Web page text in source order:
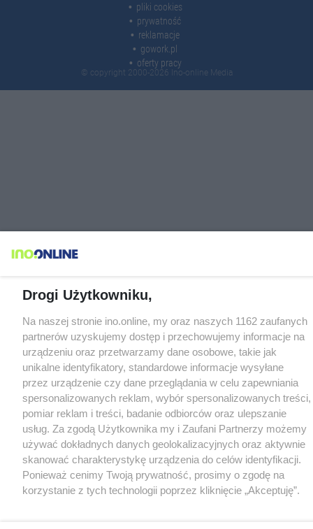
pliki cookies
prywatność
reklamacje
gowork.pl
oferty pracy
© copyright 2000-2026 Ino-online Media
Drogi Użytkowniku,
Na naszej stronie ino.online, my oraz naszych 1162 zaufanych
partnerów uzyskujemy dostęp i przechowujemy informacje na
urządzeniu oraz przetwarzamy dane osobowe, takie jak
unikalne identyfikatory, standardowe informacje wysyłane
przez urządzenie czy dane przeglądania w celu zapewniania
spersonalizowanych reklam, wybór spersonalizowanych treści,
pomiar reklam i treści, badanie odbiorców oraz ulepszanie
usług. Za zgodą Użytkownika my i Zaufani Partnerzy możemy
używać dokładnych danych geolokalizacyjnych oraz aktywnie
skanować charakterystykę urządzenia do celów identyfikacji.
Ponieważ cenimy Twoją prywatność, prosimy o zgodę na
korzystanie z tych technologii poprzez kliknięcie „Akceptuję”.